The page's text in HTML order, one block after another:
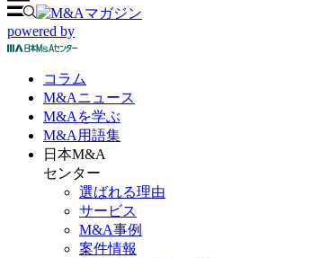
powered by
コラム
M&Aニュース
M&Aを学ぶ
M&A 用語集
日本M&A
センター
選ばれる理由
サービス
M&A事例
案件情報